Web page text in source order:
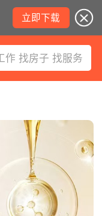
立即下载
作 找房子 找服务